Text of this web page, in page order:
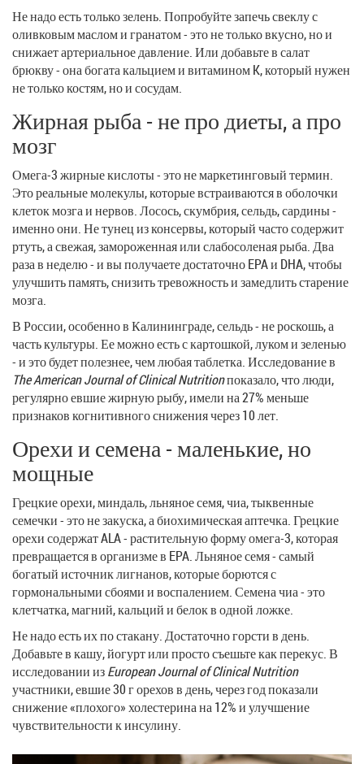
Не надо есть только зелень. Попробуйте запечь свеклу с
оливковым маслом и гранатом - это не только вкусно, но и
снижает артериальное давление. Или добавьте в салат
брюкву - она богата кальцием и витамином K, который нужен
не только костям, но и сосудам.
Жирная рыба - не про диеты, а про
мозг
Омега-3 жирные кислоты - это не маркетинговый термин.
Это реальные молекулы, которые встраиваются в оболочки
клеток мозга и нервов. Лосось, скумбрия, сельдь, сардины -
именно они. Не тунец из консервы, который часто содержит
ртуть, а свежая, замороженная или слабосоленая рыба. Два
раза в неделю - и вы получаете достаточно EPA и DHA, чтобы
улучшить память, снизить тревожность и замедлить старение
мозга.
В России, особенно в Калининграде, сельдь - не роскошь, а
часть культуры. Ее можно есть с картошкой, луком и зеленью
- и это будет полезнее, чем любая таблетка. Исследование в
The American Journal of Clinical Nutritionпоказало, что люди,
регулярно евшие жирную рыбу, имели на 27% меньше
признаков когнитивного снижения через 10 лет.
Орехи и семена - маленькие, но
мощные
Грецкие орехи, миндаль, льняное семя, чиа, тыквенные
семечки - это не закуска, а биохимическая аптечка. Грецкие
орехи содержат ALA - растительную форму омега-3, которая
превращается в организме в EPA. Льняное семя - самый
богатый источник лигнанов, которые борются с
гормональными сбоями и воспалением. Семена чиа - это
клетчатка, магний, кальций и белок в одной ложке.
Не надо есть их по стакану. Достаточно горсти в день.
Добавьте в кашу, йогурт или просто съешьте как перекус. В
исследовании изEuropean Journal of Clinical Nutrition
участники, евшие 30 г орехов в день, через год показали
снижение «плохого» холестерина на 12% и улучшение
чувствительности к инсулину.